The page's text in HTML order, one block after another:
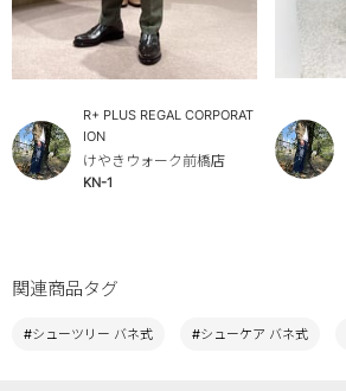
R+ PLUS REGAL CORPORAT
ION
けやきウォーク前橋店
KN-1
関連商品タグ
#シューツリー バネ式 #シューケア バネ式